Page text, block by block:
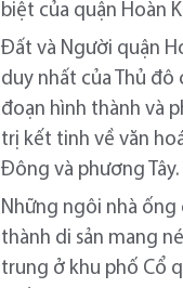
biệt của quận Hoàn
Đất và Người quận
duy nhất của Thủ đô
đoạn hình thành và
trị kết tinh về văn
Đông và phương Tây.
Những ngôi nhà
thành di sản mang
trung ở khu phố Cổ